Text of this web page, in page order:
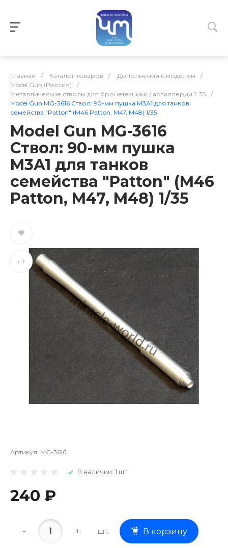
Главная / Каталог товаров / Дополнения к моделям
/
Model Gun (Россия)
/
Металлические стволы для бронетехники / артиллерии 1: 35
/
Model Gun MG-3616 Ствол: 90-мм пушка M3A1 для танков
семейства "Patton" (M46 Patton, M47, M48) 1/35
Model Gun MG-3616
Ствол: 90-мм пушка
M3A1 для танков
семейства "Patton" (M46
Patton, M47, M48) 1/35
Артикул: MG-3616
В наличии: 1 шт
240 ₽
- + шт. В корзину